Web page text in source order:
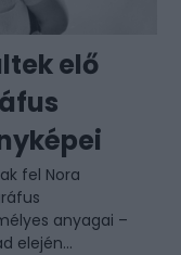
elő
fel Nora
anyagai –
elején...